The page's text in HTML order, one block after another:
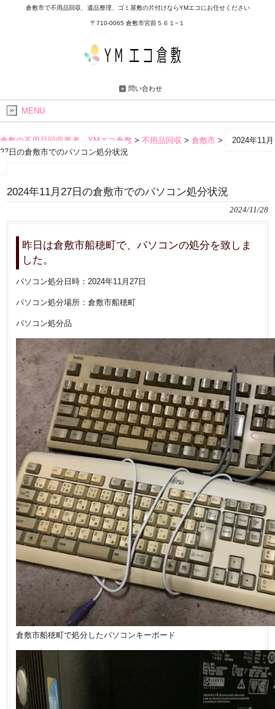
倉敷市で不用品回収、遺品整理、ゴミ屋敷の片付けならYMエコにお任せください
〒710-0065 倉敷市宮前５６１−１
問い合わせ
MENU
倉敷の不用品回収業者 YMエコ倉敷 > 不用品回収 > 倉敷市 >
2024年11月
27日の倉敷市でのパソコン処分状況
2024年11月27日の倉敷市でのパソコン処分状況
2024/11/28
昨日は倉敷市船穂町で、パソコンの処分を致しま
した。
パソコン処分日時：2024年11月27日
パソコン処分場所：倉敷市船穂町
パソコン処分品
倉敷市船穂町で処分したパソコンキーボード